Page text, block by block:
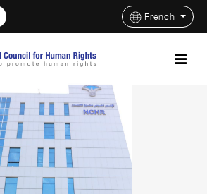
French